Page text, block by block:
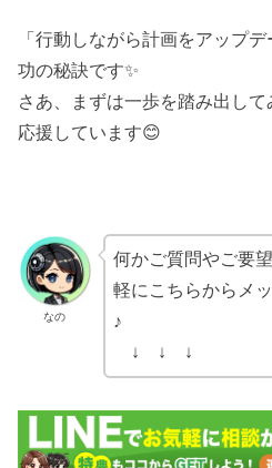
「行動しながら計画をアップ
功の秘訣です✨
さあ、まずは一歩を踏み出し
応援しています😊
なの
何かご質問やご要
軽にこちらからメ
♪
↓ ↓ ↓